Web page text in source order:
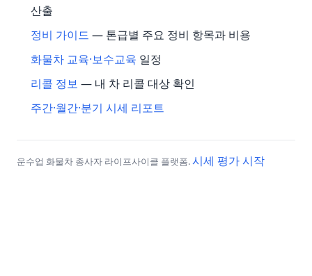
산출
정비 가이드 — 톤급별 주요 정비 항목과 비용
화물차 교육·보수교육 일정
리콜 정보 — 내 차 리콜 대상 확인
주간·월간·분기 시세 리포트
운수업 화물차 종사자 라이프사이클 플랫폼.시세 평가 시작